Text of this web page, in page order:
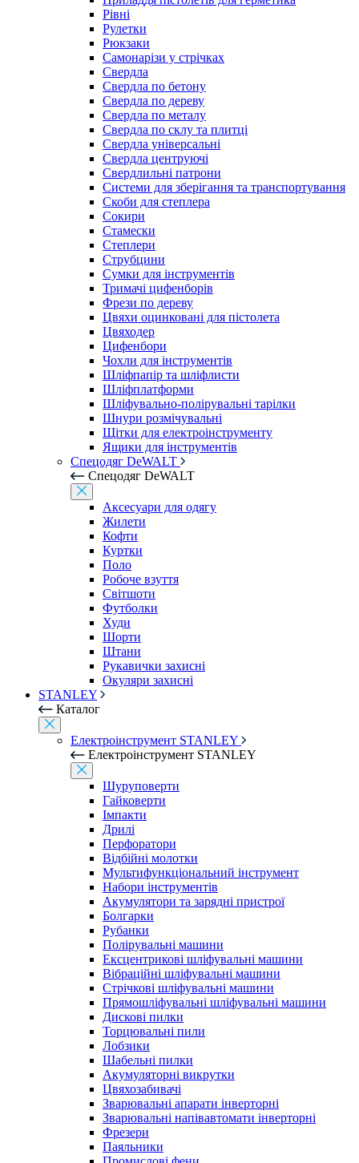
Рівні
Рулетки
Рюкзаки
Самонарізи у стрічках
Свердла
Свердла по бетону
Свердла по дереву
Свердла по металу
Свердла по склу та плитці
Свердла універсальні
Свердла центруючі
Свердлильні патрони
Системи для зберігання та транспортування
Скоби для степлера
Сокири
Стамески
Степлери
Струбцини
Сумки для інструментів
Тримачі цифенборів
Фрези по дереву
Цвяхи оцинковані для пістолета
Цвяходер
Цифенбори
Чохли для інструментів
Шліфпапір та шліфлисти
Шліфплатформи
Шліфувально-полірувальні тарілки
Шнури розмічувальні
Щітки для електроінструменту
Ящики для інструментів
Спецодяг DeWALT
Спецодяг DeWALT
Аксесуари для одягу
Жилети
Кофти
Куртки
Поло
Робоче взуття
Світшоти
Футболки
Худи
Шорти
Штани
Рукавички захисні
Окуляри захисні
STANLEY
Каталог
Електроінструмент STANLEY
Електроінструмент STANLEY
Шуруповерти
Гайковерти
Імпакти
Дрилі
Перфоратори
Відбійні молотки
Мультифункціональний інструмент
Набори інструментів
Акумулятори та зарядні пристрої
Болгарки
Рубанки
Полірувальні машини
Ексцентрикові шліфувальні машини
Вібраційні шліфувальні машини
Стрічкові шліфувальні машини
Прямошліфувальні шліфувальні машини
Дискові пилки
Торцювальні пили
Лобзики
Шабельні пилки
Акумуляторні викрутки
Цвяхозабивачі
Зварювальні апарати інверторні
Зварювальні напівавтомати інверторні
Фрезери
Паяльники